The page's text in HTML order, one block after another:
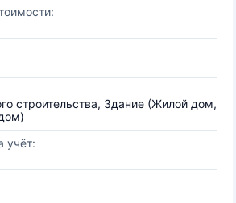
строительства, Здание (Жилой дом,
учёт: